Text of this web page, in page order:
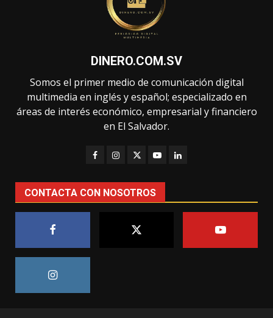
DINERO.COM.SV
Somos el primer medio de comunicación digital
multimedia en inglés y español; especializado en
áreas de interés económico, empresarial y financiero
en El Salvador.
CONTACTA CON NOSOTROS